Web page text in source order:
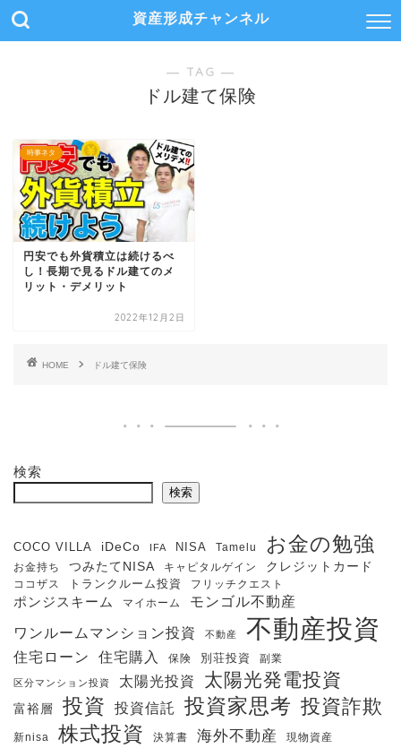
資産形成チャンネル
― TAG ―
ドル建て保険
時事ネタ
円安でも外貨積立は続けるべ
し！長期で見るドル建てのメ
リット・デメリット
2022年12月2日
HOME ドル建て保険
検索
検索
COCO VILLA iDeCo IFA NISA Tamelu お金の勉強
お金持ち つみたてNISA キャピタルゲイン クレジットカード
ココザス トランクルーム投資 フリッチクエスト
ポンジスキーム マイホーム モンゴル不動産
ワンルームマンション投資 不動産 不動産投資
住宅ローン 住宅購入 保険 別荘投資 副業
区分マンション投資 太陽光投資 太陽光発電投資
富裕層 投資 投資信託 投資家思考 投資詐欺
新nisa 株式投資 決算書 海外不動産 現物資産